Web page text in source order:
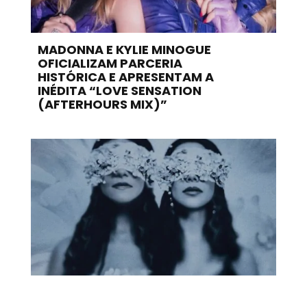
MADONNA E KYLIE MINOGUE
OFICIALIZAM PARCERIA
HISTÓRICA E APRESENTAM A
INÉDITA “LOVE SENSATION
(AFTERHOURS MIX)”